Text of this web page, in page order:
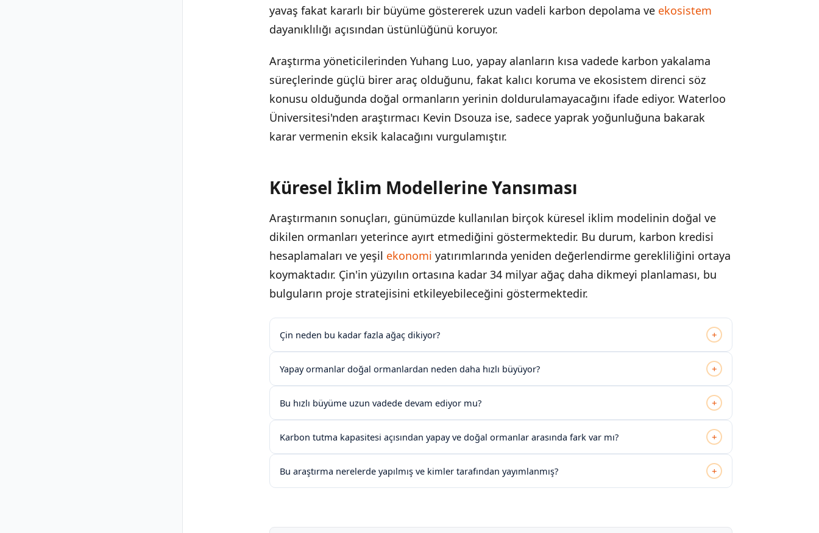
yavaş fakat kararlı bir büyüme göstererek uzun vadeli karbon depolama ve ekosistem
dayanıklılığı açısından üstünlüğünü koruyor.
Araştırma yöneticilerinden Yuhang Luo, yapay alanların kısa vadede karbon yakalama
süreçlerinde güçlü birer araç olduğunu, fakat kalıcı koruma ve ekosistem direnci söz
konusu olduğunda doğal ormanların yerinin doldurulamayacağını ifade ediyor. Waterloo
Üniversitesi'nden araştırmacı Kevin Dsouza ise, sadece yaprak yoğunluğuna bakarak
karar vermenin eksik kalacağını vurgulamıştır.
Küresel İklim Modellerine Yansıması
Araştırmanın sonuçları, günümüzde kullanılan birçok küresel iklim modelinin doğal ve
dikilen ormanları yeterince ayırt etmediğini göstermektedir. Bu durum, karbon kredisi
hesaplamaları ve yeşil ekonomi yatırımlarında yeniden değerlendirme gerekliliğini ortaya
koymaktadır. Çin'in yüzyılın ortasına kadar 34 milyar ağaç daha dikmeyi planlaması, bu
bulguların proje stratejisini etkileyebileceğini göstermektedir.
Çin neden bu kadar fazla ağaç dikiyor? +
Yapay ormanlar doğal ormanlardan neden daha hızlı büyüyor? +
Bu hızlı büyüme uzun vadede devam ediyor mu? +
Karbon tutma kapasitesi açısından yapay ve doğal ormanlar arasında fark var mı? +
Bu araştırma nerelerde yapılmış ve kimler tarafından yayımlanmış? +